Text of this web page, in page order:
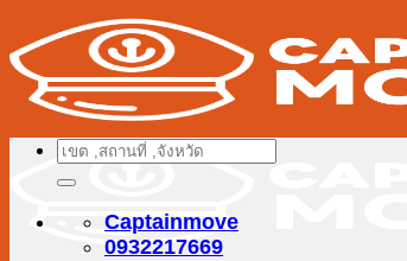
ไป
ยัง
ค้นหา:
Captainmove
0932217669